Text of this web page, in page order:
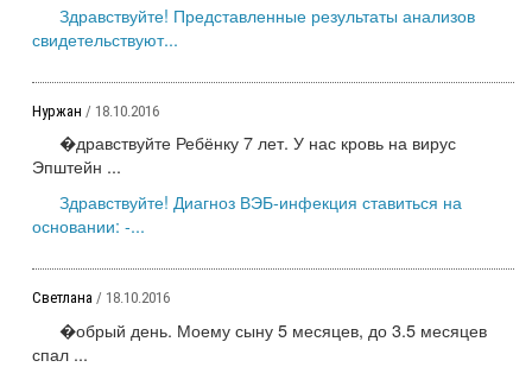
Здравствуйте! Представленные результаты анализов
свидетельствуют...
Нуржан / 18.10.2016
�дравствуйте Ребёнку 7 лет. У нас кровь на вирус
Эпштейн ...
Здравствуйте! Диагноз ВЭБ-инфекция ставиться на
основании: -...
Светлана / 18.10.2016
�обрый день. Моему сыну 5 месяцев, до 3.5 месяцев
спал ...